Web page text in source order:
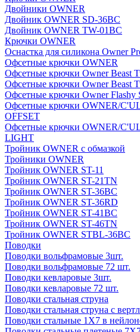
Двойники OWNER
Двойник OWNER SD-36BC
Двойник OWNER TW-01BC
Крючки OWNER
Оснастка для силикона Owner
Офсетные крючки OWNER
Офсетные крючки Owner Beast
Офсетные крючки Owner Beast
Офсетные крючки Owner Flashy
Офсетные крючки OWNER/
OFFSET
Офсетные крючки OWNER/
LIGHT
Тройник OWNER с обмазкой
Тройники OWNER
Тройник OWNER ST-11
Тройник OWNER ST-21TN
Тройник OWNER ST-36BC
Тройник OWNER ST-36RD
Тройник OWNER ST-41BC
Тройник OWNER ST-46TN
Тройник OWNER STBL-36BC
Поводки
Поводки вольфрамовые 3шт.
Поводки вольфрамовые 72 шт.
Поводки кевларовые 3шт.
Поводки кевларовые 72 шт.
Поводки стальная струна
Поводки стальная струна с
Поводки стальные 1X7 в